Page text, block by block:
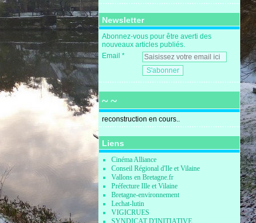
Newsletter
Abonnez-vous pour être averti des
nouveaux articles publiés.
Email
~ ~
reconstruction en cours..
Liens
Cinéma Alliance
Conseil Régional d'Ile et Vilaine
Vallons en Bretagne.fr
Préfecture Ille et Vilaine
Bretagne-environnement
Lechat-lutin
VIGICRUES
SYNDICAT D'INITIATIVE